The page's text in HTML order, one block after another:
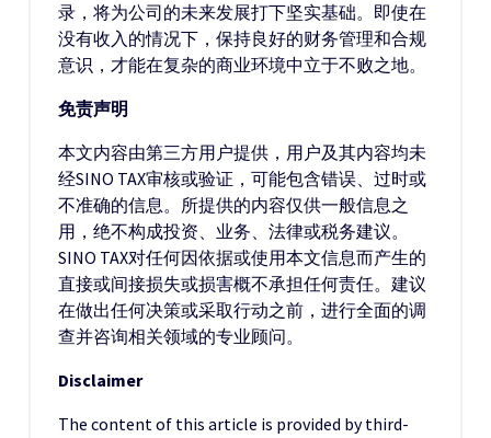
录，将为公司的未来发展打下坚实基础。即使在
没有收入的情况下，保持良好的财务管理和合规
意识，才能在复杂的商业环境中立于不败之地。
免责声明
本文内容由第三方用户提供，用户及其内容均未
经SINO TAX审核或验证，可能包含错误、过时或
不准确的信息。所提供的内容仅供一般信息之
用，绝不构成投资、业务、法律或税务建议。
SINO TAX对任何因依据或使用本文信息而产生的
直接或间接损失或损害概不承担任何责任。建议
在做出任何决策或采取行动之前，进行全面的调
查并咨询相关领域的专业顾问。
Disclaimer
The content of this article is provided by third-